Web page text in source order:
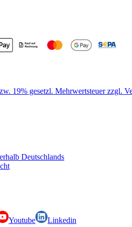
19% gesetzl. Mehrwertsteuer zzgl.
Deutschlands
Youtube
Linkedin